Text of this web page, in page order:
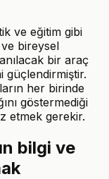
ve eğitim gibi
bireysel
bir araç
güçlendirmiştir.
her birinde
göstermediği
etmek gerekir.
bilgi ve